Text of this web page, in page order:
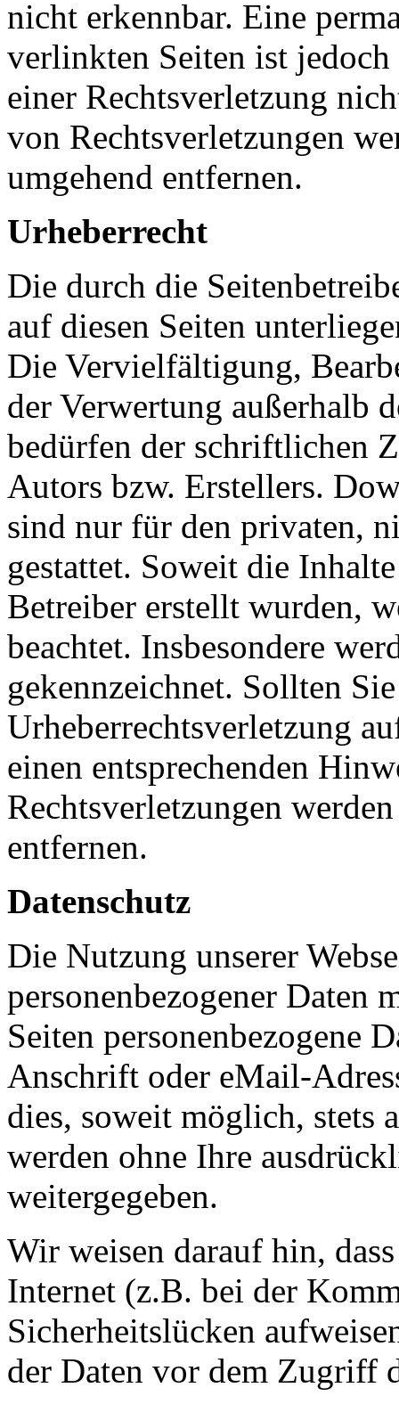
nicht erkennbar. Eine
verlinkten Seiten ist
einer Rechtsverletzung
von Rechtsverletzungen
umgehend entfernen.
Urheberrecht
Die durch die
auf diesen Seiten
Die Vervielfältigung,
der Verwertung außerhalb
bedürfen der schriftlichen
Autors bzw. Erstellers.
sind nur für den privaten,
gestattet. Soweit die
Betreiber erstellt wurden,
beachtet. Insbesondere
gekennzeichnet. Sollten
Urheberrechtsverletzung
einen entsprechenden
Rechtsverletzungen
entfernen.
Datenschutz
Die Nutzung unserer
personenbezogener Daten
Seiten personenbezogene
Anschrift oder eMail-
dies, soweit möglich, stets
werden ohne Ihre
weitergegeben.
Wir weisen darauf hin,
Internet (z.B. bei der
Sicherheitslücken
der Daten vor dem Zugriff